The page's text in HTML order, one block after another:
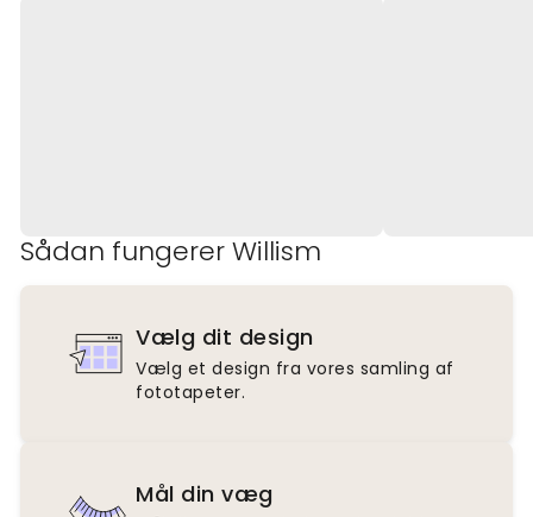
Sådan fungerer Willism
Vælg dit design
Vælg et design fra vores samling af
fototapeter.
Mål din væg